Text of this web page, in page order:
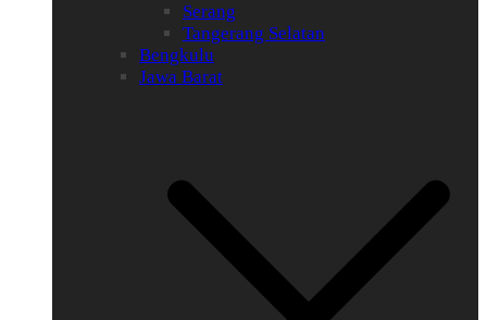
Serang
Tangerang Selatan
Bengkulu
Jawa Barat